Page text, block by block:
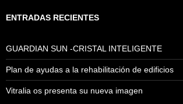
ENTRADAS RECIENTES
GUARDIAN SUN -CRISTAL INTELIGENTE
Plan de ayudas a la rehabilitación de edificios
Vitralia os presenta su nueva imagen